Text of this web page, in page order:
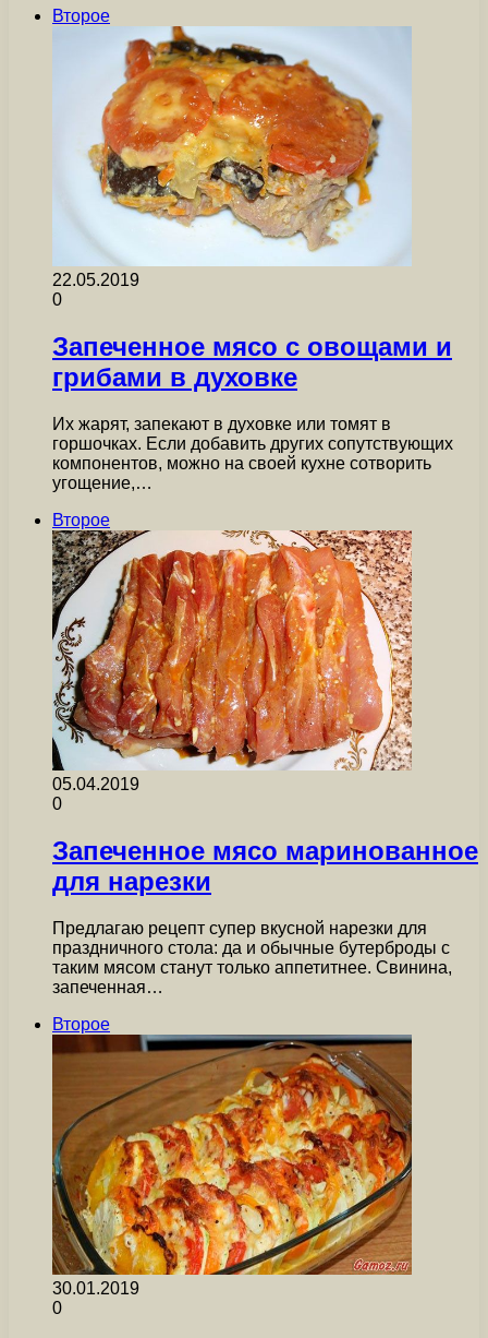
Второе
22.05.2019
0
Запеченное мясо с овощами и
грибами в духовке
Их жарят, запекают в духовке или томят в
горшочках. Если добавить других сопутствующих
компонентов, можно на своей кухне сотворить
угощение,…
Второе
05.04.2019
0
Запеченное мясо маринованное
для нарезки
Предлагаю рецепт супер вкусной нарезки для
праздничного стола: да и обычные бутерброды с
таким мясом станут только аппетитнее. Свинина,
запеченная…
Второе
30.01.2019
0